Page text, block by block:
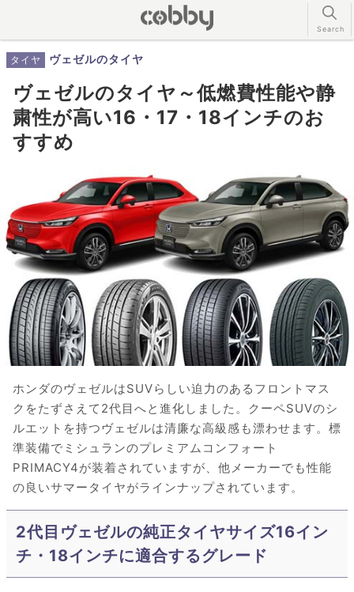
タイヤ ヴェゼルのタイヤ
ヴェゼルのタイヤ～低燃費性能や静
粛性が高い16・17・18インチのお
すすめ
ホンダのヴェゼルはSUVらしい迫力のあるフロントマス
クをたずさえて2代目へと進化しました。クーペSUVのシ
ルエットを持つヴェゼルは清廉な高級感も漂わせます。標
準装備でミシュランのプレミアムコンフォート
PRIMACY4が装着されていますが、他メーカーでも性能
の良いサマータイヤがラインナップされています。
2代目ヴェゼルの純正タイヤサイズ16イン
チ・18インチに適合するグレード